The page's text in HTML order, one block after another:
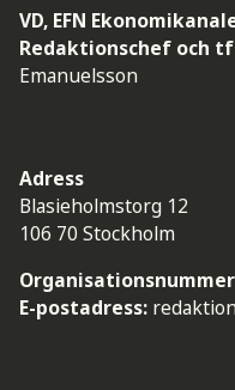
VD, EFN
Redaktionschef och
Emanuelsson
Adress
Blasieholmstorg 12
106 70 Stockholm
E-postadress: